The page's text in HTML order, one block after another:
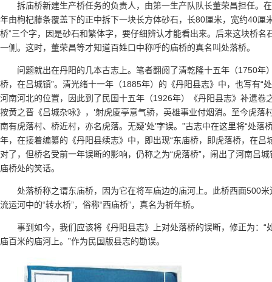
拆庙桥新建生产桥任务的负责人，由第一生产队队长董荣昌担任。
年由枸杞藤条覆盖下的正中拆下一块长方体砂石，长80厘米，宽约40厘
桥”三个字，因是砂石和繁体字，要仔细辨认才能看出来。后来这块桥名
一侧。这时，董荣昌等才知道百姓口中称呼的庙桥的真名叫处落桥。
问题就出在丹阳的几本古志上。笔者翻阅了清乾隆十五年（1750年
桥，在吕城镇”。清光绪十一年（1885年）的《丹阳县志》中，也写有“
河南河北的位置，因此到了民国十五年（1926年）《丹阳县志》补遗卷
按黄之晋《吕城杂咏》，‘射虎庱亭意气骄，英雄事业付烟消。至今虎落
南有虎落村、桥近村，亦名虎落。无疑‘处’字误。”古志中在这里将“处落
年，在接着编纂的《丹阳县续志》中，即出现“东庙桥，即虎落桥，在吕
对了，但桥名受前一年误断的影响，仍称之为“虎落桥”，闹出了河南吕
庙桥处的笑话。
处落桥称之谓东庙桥，因为它在将军庙边的庙河上。此桥西面500
流运河中的“转水桥”，俗称“西庙桥”，真名为祈年桥。
事到如今，我们应该将《丹阳县志》上对处落桥的误断，修正为：“
庙百米的庙河上。”作为民国版县志的勘误。